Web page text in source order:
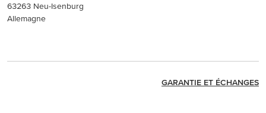
63263 Neu-Isenburg
Allemagne
GARANTIE ET ÉCHANGES